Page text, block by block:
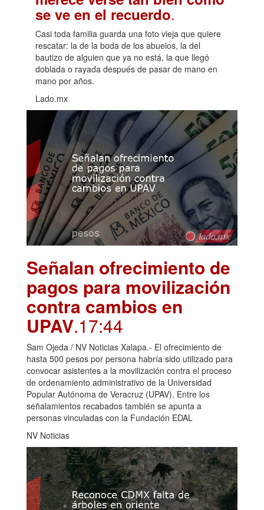
se ve en el recuerdo.
Casi toda familia guarda una foto vieja que quiere
rescatar: la de la boda de los abuelos, la del
bautizo de alguien que ya no está, la que llegó
doblada o rayada después de pasar de mano en
mano por años.
Lado.mx
Señalan ofrecimiento de
pagos para movilización
contra cambios en
UPAV.17:44
Sam Ojeda / NV Noticias Xalapa.- El ofrecimiento de
hasta 500 pesos por persona habría sido utilizado para
convocar asistentes a la movilización contra el proceso
de ordenamiento administrativo de la Universidad
Popular Autónoma de Veracruz (UPAV). Entre los
señalamientos recabados también se apunta a
personas vinculadas con la Fundación EDAL
NV Noticias